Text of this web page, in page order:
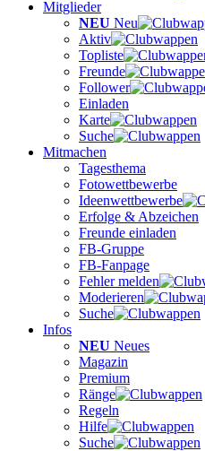
Mitglieder
NEU Neu
Aktiv
Topliste
Freunde
Follower
Einladen
Karte
Suche
Mitmachen
Tagesthema
Fotowettbewerbe
Ideenwettbewerbe
Erfolge & Abzeichen
Freunde einladen
FB-Gruppe
FB-Fanpage
Fehler melden
Moderieren
Suche
Infos
NEU Neues
Magazin
Premium
Ränge
Regeln
Hilfe
Suche